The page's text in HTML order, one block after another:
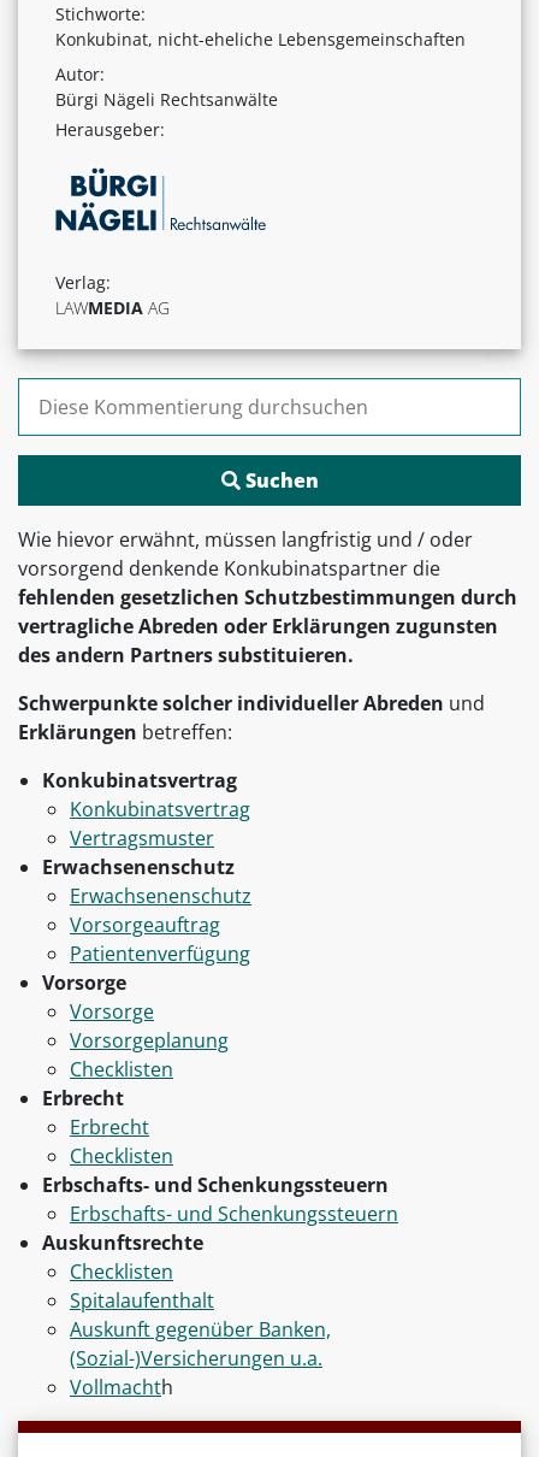
Stichworte:
Konkubinat, nicht-eheliche Lebensgemeinschaften
Autor:
Bürgi Nägeli Rechtsanwälte
Herausgeber:
Verlag:
LAWMEDIA AG
Suchen nach:
Wie hievor erwähnt, müssen langfristig und / oder
vorsorgend denkende Konkubinatspartner die
fehlenden gesetzlichen Schutzbestimmungen durch
vertragliche Abreden oder Erklärungen zugunsten
des andern Partners substituieren.
Schwerpunkte solcher individueller Abreden und
Erklärungen betreffen:
Konkubinatsvertrag
Konkubinatsvertrag
Vertragsmuster
Erwachsenenschutz
Erwachsenenschutz
Vorsorgeauftrag
Patientenverfügung
Vorsorge
Vorsorge
Vorsorgeplanung
Checklisten
Erbrecht
Erbrecht
Checklisten
Erbschafts- und Schenkungssteuern
Erbschafts- und Schenkungssteuern
Auskunftsrechte
Checklisten
Spitalaufenthalt
Auskunft gegenüber Banken,
(Sozial-)Versicherungen u.a.
Vollmachth